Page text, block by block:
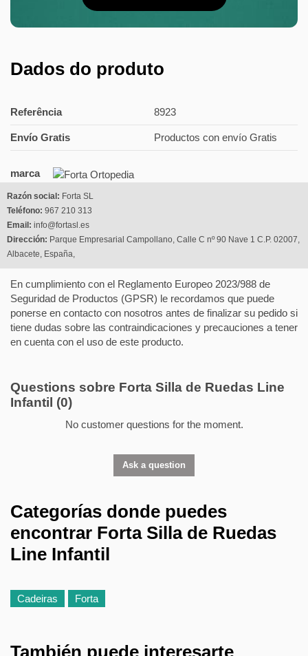
Dados do produto
Referência 8923
Envío Gratis Productos con envío Gratis
marca
Razón social: Forta SL
Teléfono: 967 210 313
Email: info@fortasl.es
Dirección: Parque Empresarial Campollano, Calle C nº 90 Nave 1 C.P. 02007,
Albacete, España,
En cumplimiento con el Reglamento Europeo 2023/988 de
Seguridad de Productos (GPSR) le recordamos que puede
ponerse en contacto con nosotros antes de finalizar su pedido si
tiene dudas sobre las contraindicaciones y precauciones a tener
en cuenta con el uso de este producto.
Questions sobre Forta Silla de Ruedas Line
Infantil (0)
No customer questions for the moment.
Ask a question
Categorías donde puedes
encontrar Forta Silla de Ruedas
Line Infantil
Cadeiras Forta